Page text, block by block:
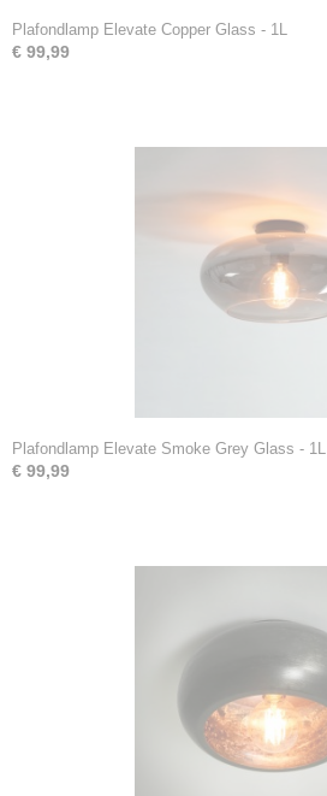
Plafondlamp Elevate Copper Glass - 1L
€ 99,99
Plafondlamp Elevate Smoke Grey Glass - 1L
€ 99,99